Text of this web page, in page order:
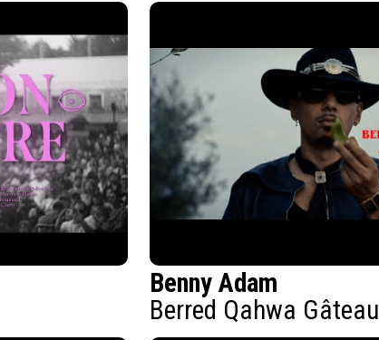
Benny Adam
Berred Qahwa Gâteau